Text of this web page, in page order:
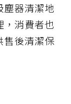
塵器清潔地
，消費者也
售後清潔保